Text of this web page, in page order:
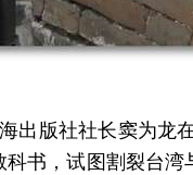
出版社社长窦为
书，试图割裂台